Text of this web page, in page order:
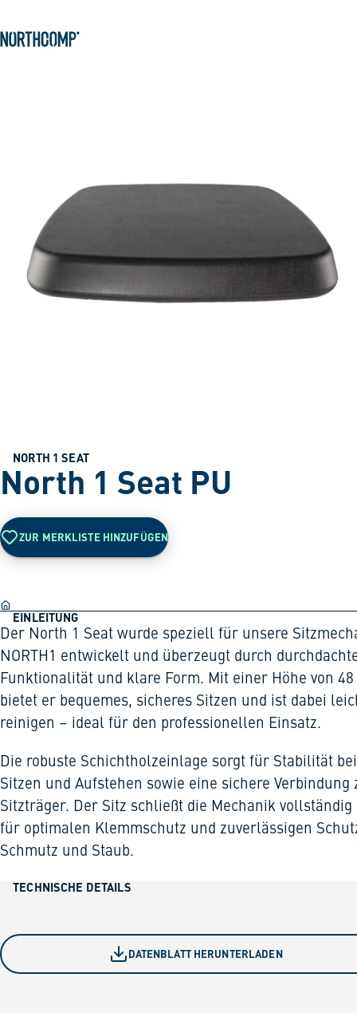
Zur Navigation springen
NORTH 1 SEAT
North 1 Seat PU
ZUR MERKLISTE HINZUFÜGEN
EINLEITUNG
Der North 1 Seat wurde speziell für unsere
NORTH1 entwickelt und überzeugt durch
Funktionalität und klare Form. Mit einer Höhe von 48
bietet er bequemes, sicheres Sitzen und ist dabei
reinigen – ideal für den professionellen Einsatz.
Die robuste Schichtholzeinlage sorgt für Stabilität
Sitzen und Aufstehen sowie eine sichere Verbindung
Sitzträger. Der Sitz schließt die Mechanik vollständig
für optimalen Klemmschutz und zuverlässigen
Schmutz und Staub.
TECHNISCHE DETAILS
DATENBLATT HERUNTERLADEN